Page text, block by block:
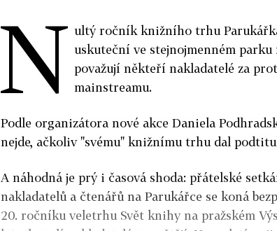
N ultý ročník knižního trhu
uskuteční ve stejnojmenném parku
považují někteří nakladatelé za
mainstreamu.
Podle organizátora nové akce Daniela
nejde, ačkoliv "svému" knižnímu trhu dal
A náhodná je prý i časová shoda: přátelské
nakladatelů a čtenářů na Parukářce se koná
20. ročníku veletrhu Svět knihy na pražském